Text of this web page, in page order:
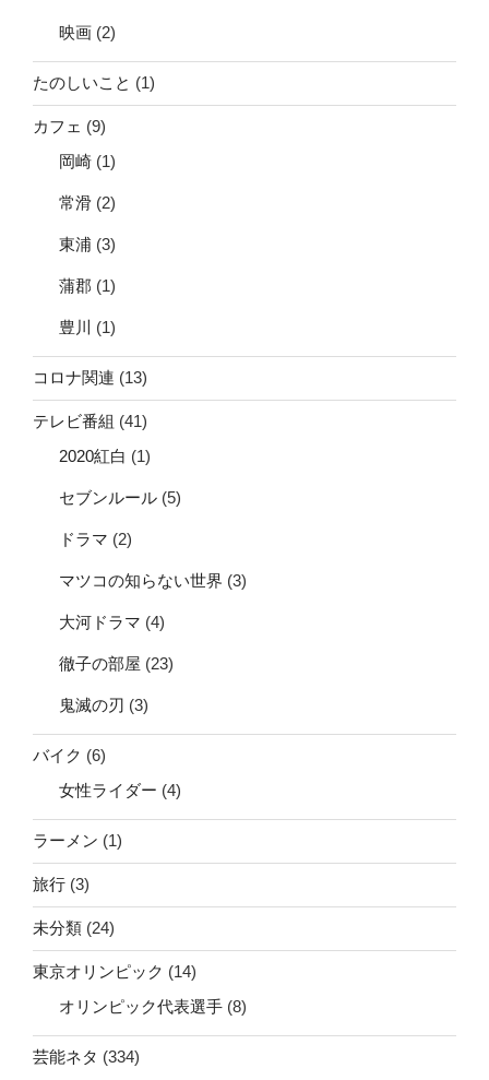
映画 (2)
たのしいこと (1)
カフェ (9)
岡崎 (1)
常滑 (2)
東浦 (3)
蒲郡 (1)
豊川 (1)
コロナ関連 (13)
テレビ番組 (41)
2020紅白 (1)
セブンルール (5)
ドラマ (2)
マツコの知らない世界 (3)
大河ドラマ (4)
徹子の部屋 (23)
鬼滅の刃 (3)
バイク (6)
女性ライダー (4)
ラーメン (1)
旅行 (3)
未分類 (24)
東京オリンピック (14)
オリンピック代表選手 (8)
芸能ネタ (334)